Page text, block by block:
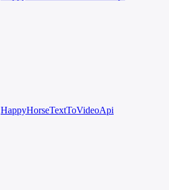
HappyHorseTextToVideoApi